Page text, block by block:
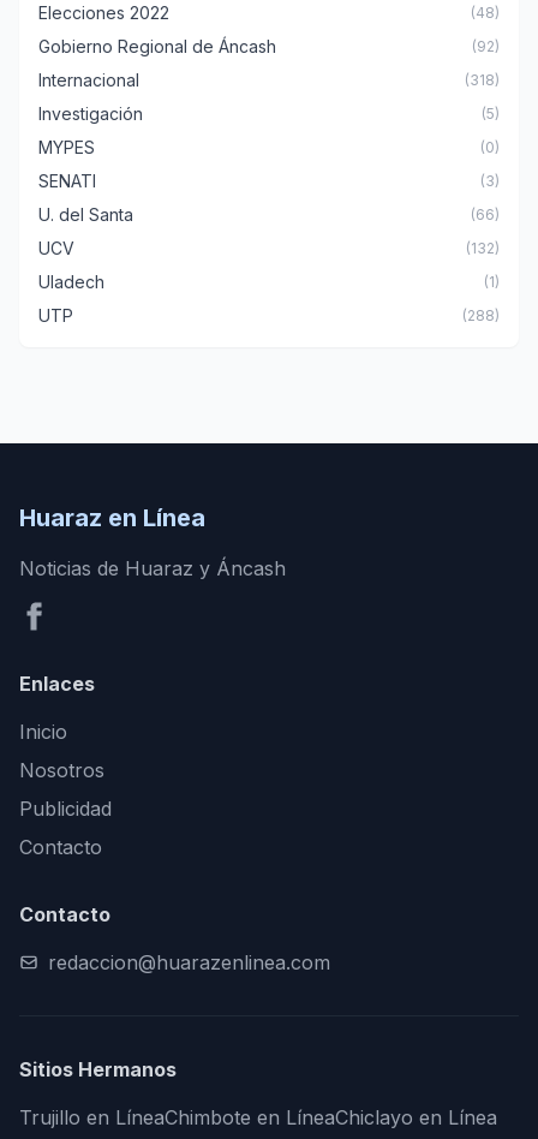
Elecciones 2022 (48)
Gobierno Regional de Áncash (92)
Internacional (318)
Investigación (5)
MYPES (0)
SENATI (3)
U. del Santa (66)
UCV (132)
Uladech (1)
UTP (288)
Huaraz en Línea
Noticias de Huaraz y Áncash
Enlaces
Inicio
Nosotros
Publicidad
Contacto
Contacto
redaccion@huarazenlinea.com
Sitios Hermanos
Trujillo en LíneaChimbote en LíneaChiclayo en Línea